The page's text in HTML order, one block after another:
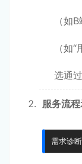
（如
（如
选通过
服务流程
需求诊